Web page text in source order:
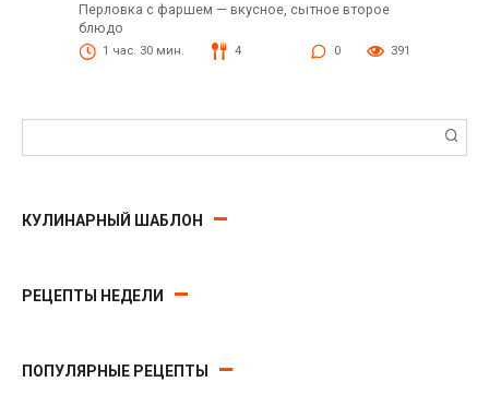
Перловка с фаршем — вкусное, сытное второе
блюдо
1 час. 30 мин. 4 0 391
КУЛИНАРНЫЙ ШАБЛОН
РЕЦЕПТЫ НЕДЕЛИ
ПОПУЛЯРНЫЕ РЕЦЕПТЫ